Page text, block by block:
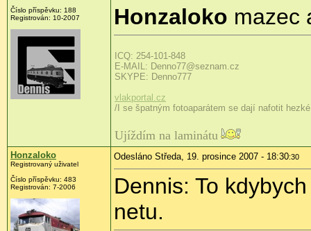
Číslo příspěvku: 188
Registrován: 10-2007
Honzaloko mazec
ICQ: 254-101-848
E-MAIL: Denno77@seznam.cz
SKYPE: Denno777
vlakportal.cz
/I se špatným fotoaparátem se dají nafotit
Ujíždím na laminátu
Honzaloko
Registrovaný uživatel
Číslo příspěvku: 483
Registrován: 7-2006
Odesláno Středa, 19. prosince 2007 - 18:30:30
Dennis: To
netu.